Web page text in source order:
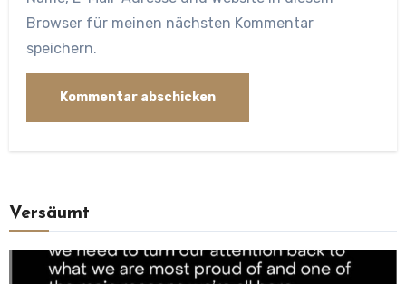
Browser für meinen nächsten Kommentar
speichern.
Versäumt